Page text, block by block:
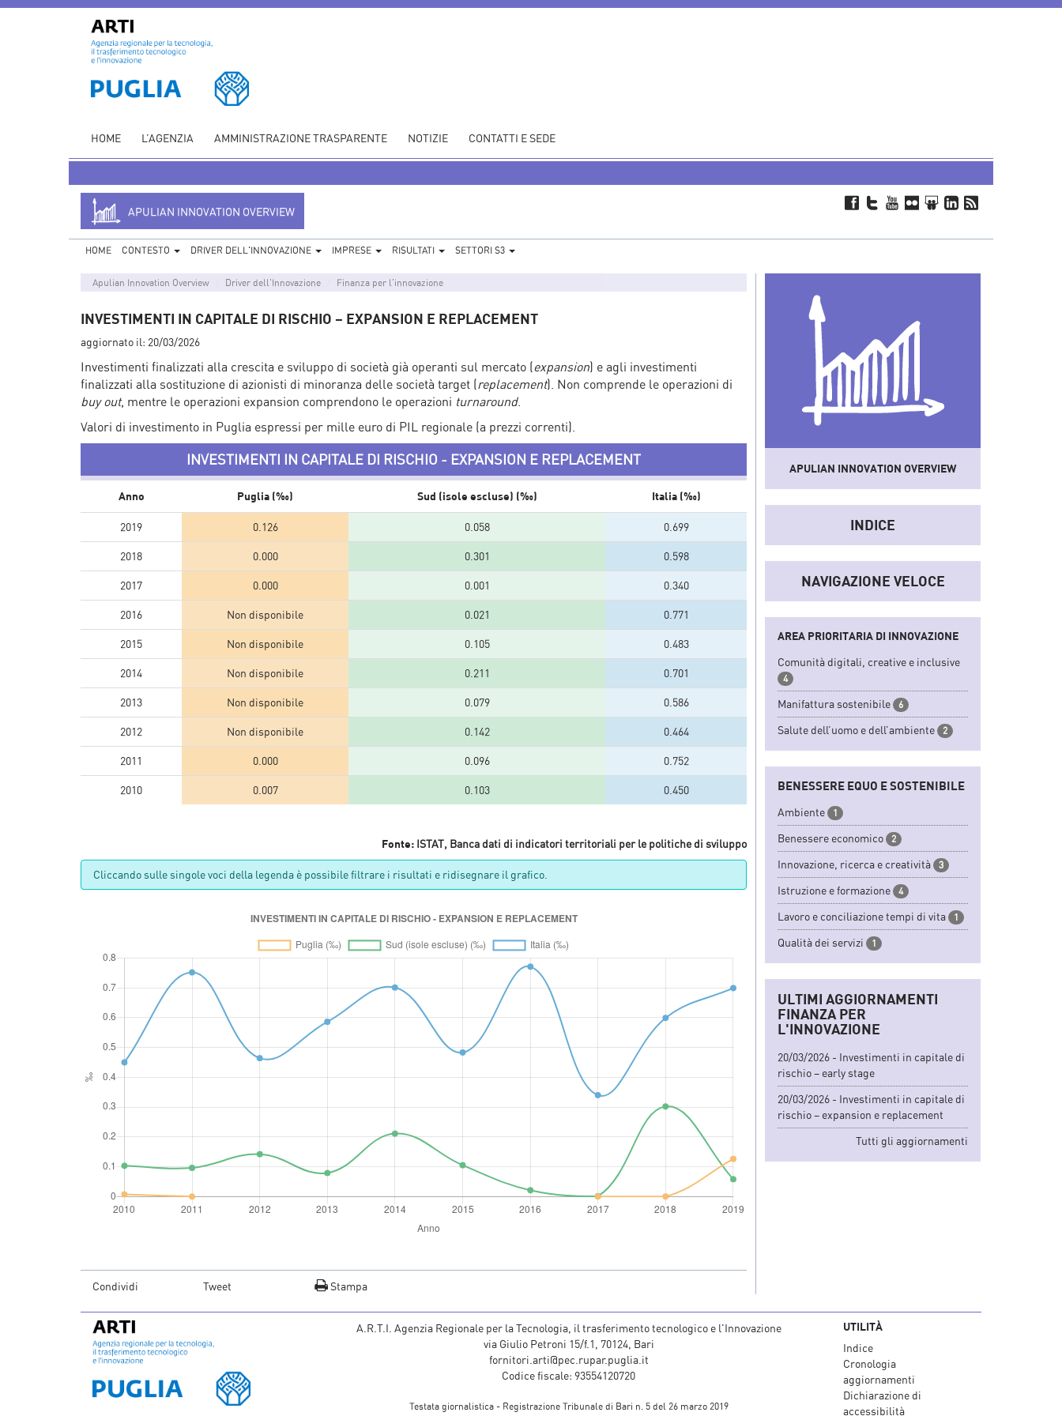
HOME L’AGENZIA AMMINISTRAZIONE TRASPARENTE NOTIZIE CONTATTI E SEDE
APULIAN INNOVATION OVERVIEW
HOME CONTESTO DRIVER DELL'INNOVAZIONE IMPRESE RISULTATI SETTORI S3
Apulian Innovation Overview Driver dell'Innovazione Finanza per l'innovazione
INVESTIMENTI IN CAPITALE DI RISCHIO – EXPANSION E REPLACEMENT
aggiornato il: 20/03/2026
Investimenti finalizzati alla crescita e sviluppo di società già operanti sul mercato (expansion) e agli investimenti
finalizzati alla sostituzione di azionisti di minoranza delle società target (replacement). Non comprende le operazioni di
buy out, mentre le operazioni expansion comprendono le operazioni turnaround.
Valori di investimento in Puglia espressi per mille euro di PIL regionale (a prezzi correnti).
INVESTIMENTI IN CAPITALE DI RISCHIO - EXPANSION E REPLACEMENT
Anno Puglia (‰) Sud (isole escluse) (‰) Italia (‰)
2019 0.126 0.058 0.699
2018 0.000 0.301 0.598
2017 0.000 0.001 0.340
2016 Non disponibile 0.021 0.771
2015 Non disponibile 0.105 0.483
2014 Non disponibile 0.211 0.701
2013 Non disponibile 0.079 0.586
2012 Non disponibile 0.142 0.464
2011 0.000 0.096 0.752
2010 0.007 0.103 0.450
Fonte: ISTAT, Banca dati di indicatori territoriali per le politiche di sviluppo
Cliccando sulle singole voci della legenda è possibile filtrare i risultati e ridisegnare il grafico.
Condividi Tweet Stampa
APULIAN INNOVATION OVERVIEW
Unostrumentoche sistematizza dati e
informazioni del sistema socio-
economico e dell'innovazione regionale
INDICE
NAVIGAZIONE VELOCE
AREA PRIORITARIA DI INNOVAZIONE
Comunità digitali, creative e inclusive
4
Manifattura sostenibile 6
Salute dell’uomo e dell’ambiente 2
BENESSERE EQUO E SOSTENIBILE
Ambiente 1
Benessere economico 2
Innovazione, ricerca e creatività 3
Istruzione e formazione 4
Lavoro e conciliazione tempi di vita 1
Qualità dei servizi 1
ULTIMI AGGIORNAMENTI
FINANZA PER
L'INNOVAZIONE
20/03/2026 - Investimenti in capitale di
rischio – early stage
20/03/2026 - Investimenti in capitale di
rischio – expansion e replacement
Tutti gli aggiornamenti
A.R.T.I. Agenzia Regionale per la Tecnologia, il trasferimento tecnologico e l'Innovazione
via Giulio Petroni 15/f.1, 70124, Bari
fornitori.arti@pec.rupar.puglia.it
Codice fiscale: 93554120720
Testata giornalistica - Registrazione Tribunale di Bari n. 5 del 26 marzo 2019
UTILITÀ
Indice
Cronologia
aggiornamenti
Dichiarazione di
accessibilità